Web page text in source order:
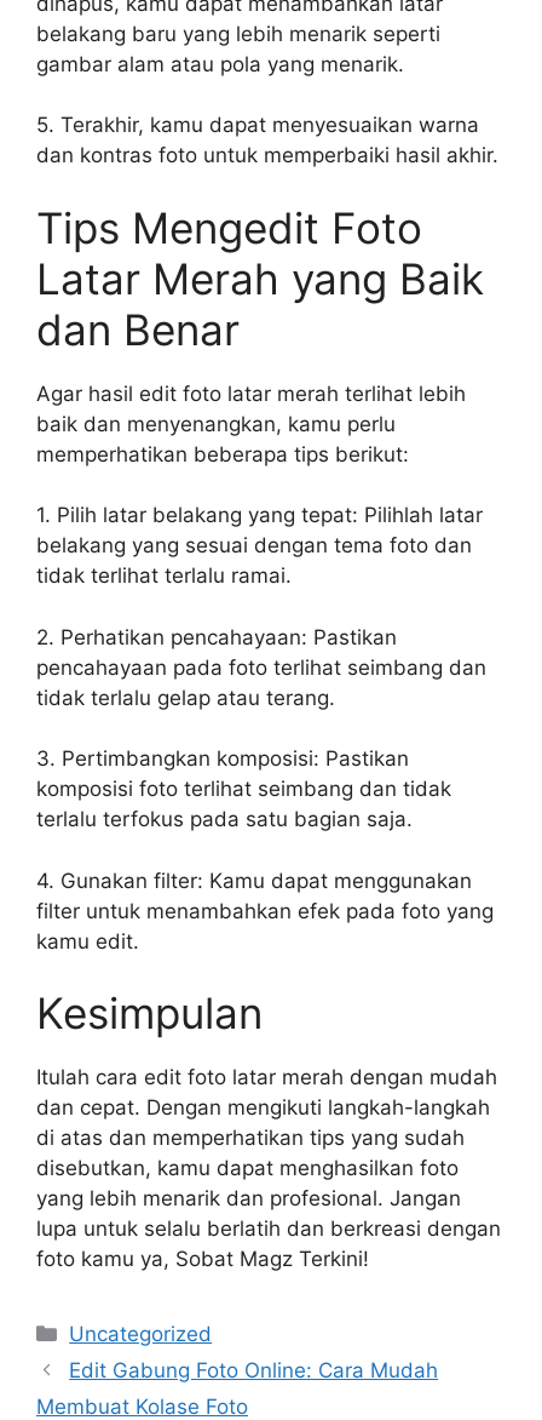
belakang baru yang lebih menarik seperti
gambar alam atau pola yang menarik.
5. Terakhir, kamu dapat menyesuaikan warna
dan kontras foto untuk memperbaiki hasil akhir.
Tips Mengedit Foto
Latar Merah yang Baik
dan Benar
Agar hasil edit foto latar merah terlihat lebih
baik dan menyenangkan, kamu perlu
memperhatikan beberapa tips berikut:
1. Pilih latar belakang yang tepat: Pilihlah latar
belakang yang sesuai dengan tema foto dan
tidak terlihat terlalu ramai.
2. Perhatikan pencahayaan: Pastikan
pencahayaan pada foto terlihat seimbang dan
tidak terlalu gelap atau terang.
3. Pertimbangkan komposisi: Pastikan
komposisi foto terlihat seimbang dan tidak
terlalu terfokus pada satu bagian saja.
4. Gunakan filter: Kamu dapat menggunakan
filter untuk menambahkan efek pada foto yang
kamu edit.
Kesimpulan
Itulah cara edit foto latar merah dengan mudah
dan cepat. Dengan mengikuti langkah-langkah
di atas dan memperhatikan tips yang sudah
disebutkan, kamu dapat menghasilkan foto
yang lebih menarik dan profesional. Jangan
lupa untuk selalu berlatih dan berkreasi dengan
foto kamu ya, Sobat Magz Terkini!
Categories
Uncategorized
Edit Gabung Foto Online: Cara Mudah
Membuat Kolase Foto